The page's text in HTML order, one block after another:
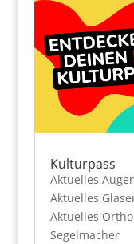
Kulturpass
Aktuelles
Aktuelles
Aktuelles
Segelmacher